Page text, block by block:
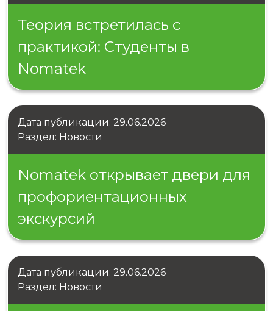
Теория встретилась с
практикой: Студенты в
Nomatek
Дата публикации: 29.06.2026
Раздел: Новости
Nomatek открывает двери для
профориентационных
экскурсий
Дата публикации: 29.06.2026
Раздел: Новости